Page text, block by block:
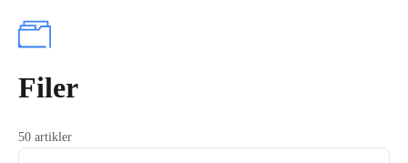
Filer
50 artikler